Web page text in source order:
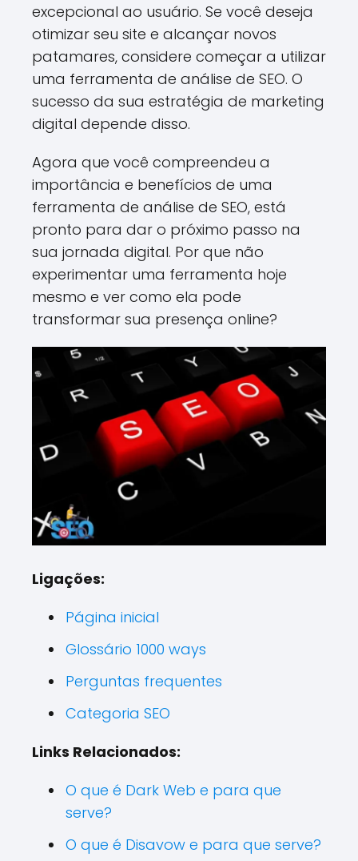
excepcional ao usuário. Se você deseja
otimizar seu site e alcançar novos
patamares, considere começar a utilizar
uma ferramenta de análise de SEO. O
sucesso da sua estratégia de marketing
digital depende disso.
Agora que você compreendeu a
importância e benefícios de uma
ferramenta de análise de SEO, está
pronto para dar o próximo passo na
sua jornada digital. Por que não
experimentar uma ferramenta hoje
mesmo e ver como ela pode
transformar sua presença online?
Ligações:
Página inicial
Glossário 1000 ways
Perguntas frequentes
Categoria SEO
Links Relacionados:
O que é Dark Web e para que
serve?
O que é Disavow e para que serve?